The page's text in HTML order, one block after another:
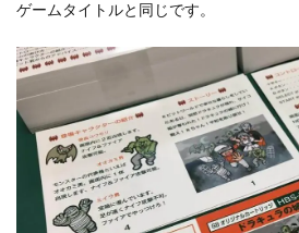
ゲームタイトルと同じです。